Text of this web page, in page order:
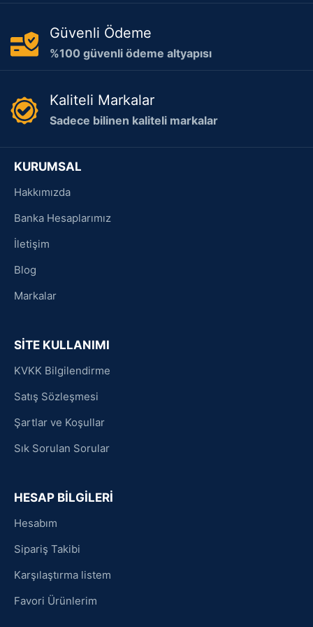
Güvenli Ödeme
%100 güvenli ödeme altyapısı
Kaliteli Markalar
Sadece bilinen kaliteli markalar
KURUMSAL
Hakkımızda
Banka Hesaplarımız
İletişim
Blog
Markalar
SİTE KULLANIMI
KVKK Bilgilendirme
Satış Sözleşmesi
Şartlar ve Koşullar
Sık Sorulan Sorular
HESAP BİLGİLERİ
Hesabım
Sipariş Takibi
Karşılaştırma listem
Favori Ürünlerim